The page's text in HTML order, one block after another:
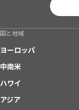
国と地域
ヨーロッパ
中南米
ハワイ
アジア